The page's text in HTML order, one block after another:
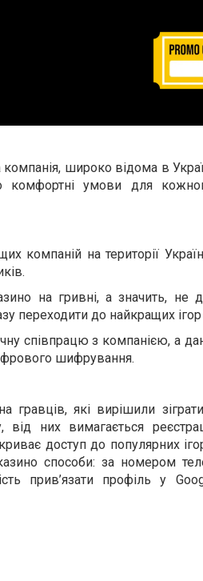
широко відома в
комфортні умови для
компаній на території
на гривні, а значить, не
переходити до найкращих ігор
співпрацю з компанією, а
шифрування.
гравців, які вирішили
них вимагається
доступ до популярних
способи: за номером
прив’язати профіль у